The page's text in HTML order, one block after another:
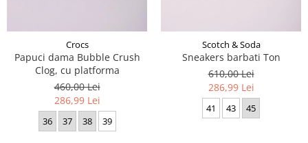
Crocs
Papuci dama Bubble Crush
Clog, cu platforma
460,00 Lei
286,99 Lei
36 37 38 39
Scotch & Soda
Sneakers barbati Ton
610,00 Lei
286,99 Lei
41 43 45